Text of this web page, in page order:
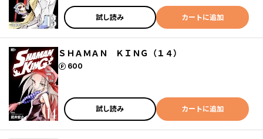
試し読み カートに追加
ＳＨＡＭＡＮ ＫＩＮＧ（１４）
600
ポイント
試し読み カートに追加